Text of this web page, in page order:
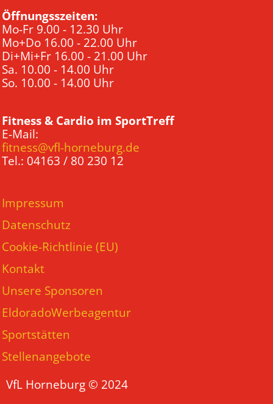
Öffnungsszeiten:
Mo-Fr 9.00 - 12.30 Uhr
Mo+Do 16.00 - 22.00 Uhr
Di+Mi+Fr 16.00 - 21.00 Uhr
Sa. 10.00 - 14.00 Uhr
So. 10.00 - 14.00 Uhr
Fitness & Cardio im SportTreff
E-Mail:
fitness@vfl-horneburg.de
Tel.: 04163 / 80 230 12
Impressum
Datenschutz
Cookie-Richtlinie (EU)
Kontakt
Unsere Sponsoren
EldoradoWerbeagentur
Sportstätten
Stellenangebote
VfL Horneburg © 2024